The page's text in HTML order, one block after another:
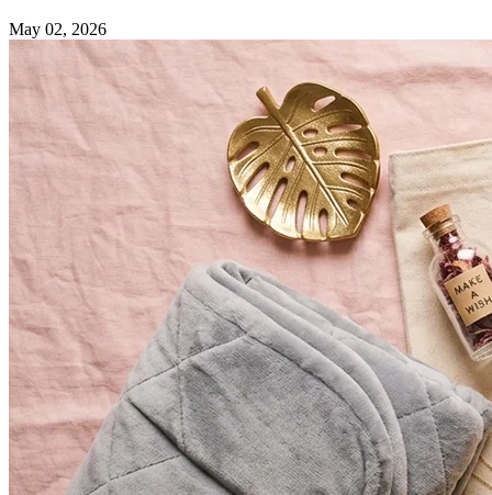
May 02, 2026